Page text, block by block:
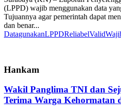
(LPPD) wajib menggunakan data
Tujuannya agar pemerintah dapat
dan benar...
DatagunakanLPPDReliabelValid
Hankam
Wakil Panglima TNI dan
Terima Warga Kehormatan